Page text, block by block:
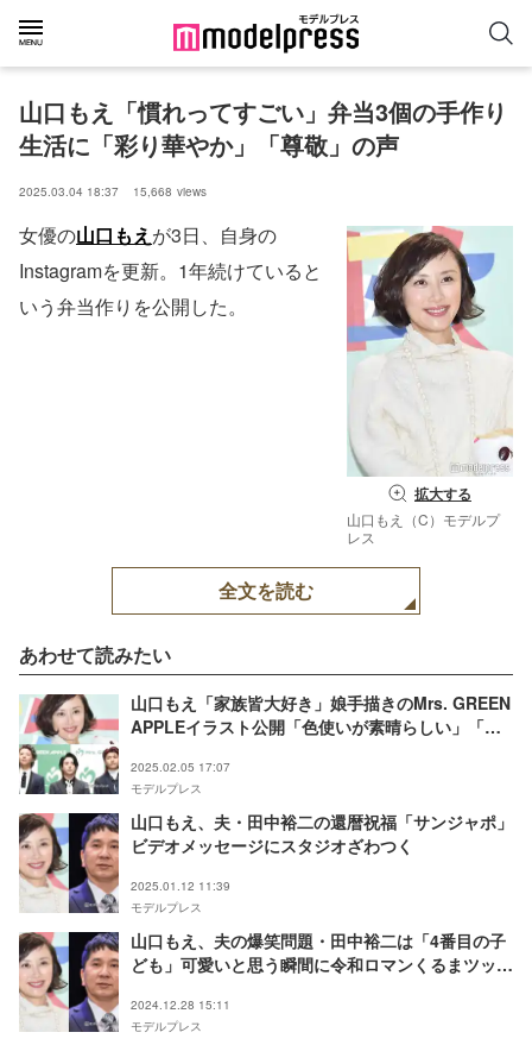
山口もえ「慣れってすごい」弁当3個の手作り
生活に「彩り華やか」「尊敬」の声
2025.03.04 18:37 15,668 views
拡大する
山口もえ（C）モデルプ
レス
女優の山口もえ が3日、自身の
Instagramを更新。1年続けていると
いう弁当作りを公開した。
全文を読む
あわせて読みたい
山口もえ「家族皆大好き」娘手描きのMrs. GREEN
APPLEイラスト公開「色使いが素晴らしい」「才
2025.02.05 17:07
モデルプレス
山口もえ、夫・田中裕二の還暦祝福「サンジャポ」
ビデオメッセージにスタジオざわつく
2025.01.12 11:39
モデルプレス
山口もえ、夫の爆笑問題・田中裕二は「4番目の子
ども」可愛いと思う瞬間に令和ロマンくるまツッコ
2024.12.28 15:11
モデルプレス